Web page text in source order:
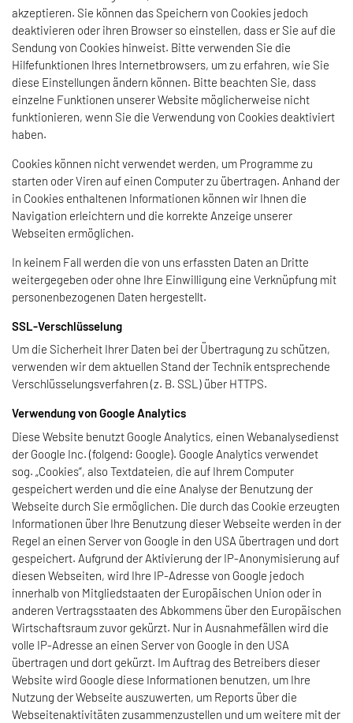
akzeptieren. Sie können das Speichern von Cookies jedoch
deaktivieren oder ihren Browser so einstellen, dass er Sie auf die
Sendung von Cookies hinweist. Bitte verwenden Sie die
Hilfefunktionen Ihres Internetbrowsers, um zu erfahren, wie Sie
diese Einstellungen ändern können. Bitte beachten Sie, dass
einzelne Funktionen unserer Website möglicherweise nicht
funktionieren, wenn Sie die Verwendung von Cookies deaktiviert
haben.
Cookies können nicht verwendet werden, um Programme zu
starten oder Viren auf einen Computer zu übertragen. Anhand der
in Cookies enthaltenen Informationen können wir Ihnen die
Navigation erleichtern und die korrekte Anzeige unserer
Webseiten ermöglichen.
In keinem Fall werden die von uns erfassten Daten an Dritte
weitergegeben oder ohne Ihre Einwilligung eine Verknüpfung mit
personenbezogenen Daten hergestellt.
SSL-Verschlüsselung
Um die Sicherheit Ihrer Daten bei der Übertragung zu schützen,
verwenden wir dem aktuellen Stand der Technik entsprechende
Verschlüsselungsverfahren (z. B. SSL) über HTTPS.
Verwendung von Google Analytics
Diese Website benutzt Google Analytics, einen Webanalysedienst
der Google Inc. (folgend: Google). Google Analytics verwendet
sog. „Cookies“, also Textdateien, die auf Ihrem Computer
gespeichert werden und die eine Analyse der Benutzung der
Webseite durch Sie ermöglichen. Die durch das Cookie erzeugten
Informationen über Ihre Benutzung dieser Webseite werden in der
Regel an einen Server von Google in den USA übertragen und dort
gespeichert. Aufgrund der Aktivierung der IP-Anonymisierung auf
diesen Webseiten, wird Ihre IP-Adresse von Google jedoch
innerhalb von Mitgliedstaaten der Europäischen Union oder in
anderen Vertragsstaaten des Abkommens über den Europäischen
Wirtschaftsraum zuvor gekürzt. Nur in Ausnahmefällen wird die
volle IP-Adresse an einen Server von Google in den USA
übertragen und dort gekürzt. Im Auftrag des Betreibers dieser
Website wird Google diese Informationen benutzen, um Ihre
Nutzung der Webseite auszuwerten, um Reports über die
Webseitenaktivitäten zusammenzustellen und um weitere mit der